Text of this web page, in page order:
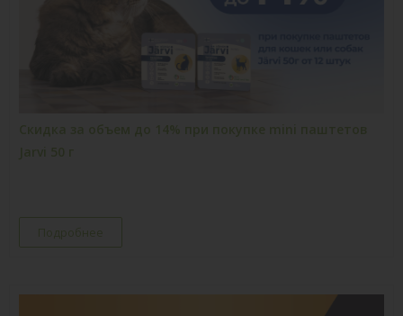
Скидка за объем до 14% при покупке mini паштетов
Jarvi 50 г
Подробнее